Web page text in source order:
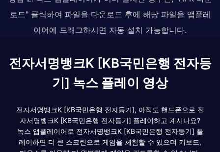
로드" 클릭하여 파일을 다운로드 후에 해당 파일을 앱플레
이어에 드래그하시면 자동 설치 가능합니다.
전자서명뱅크K [KB국민은행 전자등
기] 녹스 플레이 영상
전자서명뱅크K [KB국민은행 전자등기], 아직도 핸드폰으로 전
자서명뱅크K [KB국민은행 전자등기] 플레이하고 계시나요?
녹스 앱플레이어로 전자서명뱅크K [KB국민은행 전자등기] 플
레이하면 더 큰 스크린으로 게임을 체험할 수 있으며 키보드,